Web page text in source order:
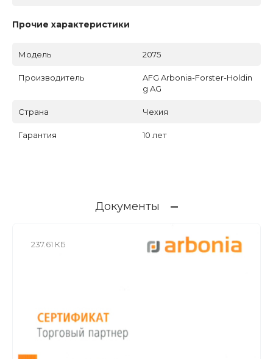
Прочие характеристики
Модель 2075
Производитель
AFG Arbonia-Forster-Holdin
g AG
Страна Чехия
Гарантия 10 лет
Документы
237.61 КБ